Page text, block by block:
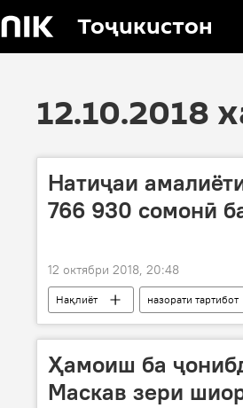
Тоҷикистон
12.10.2018
Натиҷаи
766 930 сомонӣ
12 октябри 2018, 20:48
Нақлиёт назорати тартибот
Ҳамоиш ба
Маскав зери